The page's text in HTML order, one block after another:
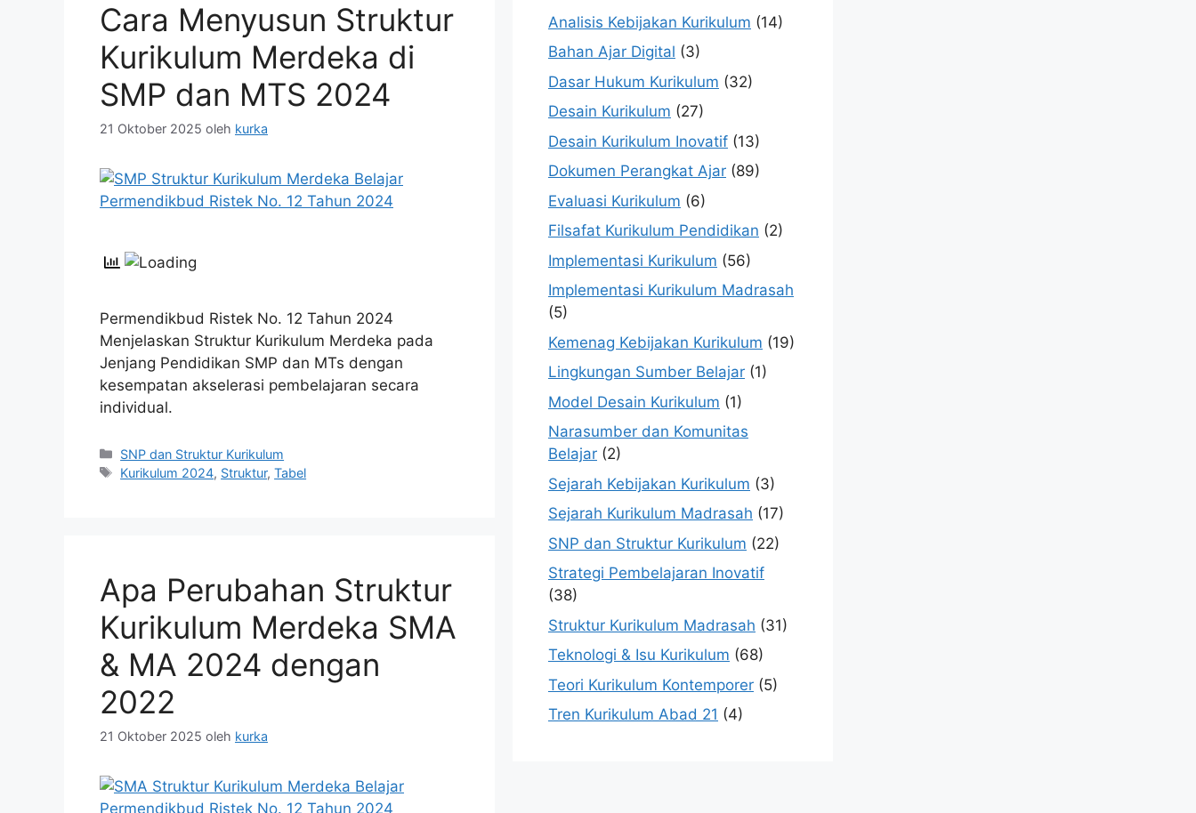
Cara Menyusun Struktur
Kurikulum Merdeka di
SMP dan MTS 2024
21 Oktober 2025 oleh kurka
Permendikbud Ristek No. 12 Tahun 2024
Menjelaskan Struktur Kurikulum Merdeka pada
Jenjang Pendidikan SMP dan MTs dengan
kesempatan akselerasi pembelajaran secara
individual.
Kategori
SNP dan Struktur Kurikulum
Tag
Kurikulum 2024, Struktur,Tabel
Apa Perubahan Struktur
Kurikulum Merdeka SMA
& MA 2024 dengan
2022
21 Oktober 2025 oleh kurka
Analisis Kebijakan Kurikulum (14)
Bahan Ajar Digital (3)
Dasar Hukum Kurikulum (32)
Desain Kurikulum (27)
Desain Kurikulum Inovatif (13)
Dokumen Perangkat Ajar (89)
Evaluasi Kurikulum (6)
Filsafat Kurikulum Pendidikan (2)
Implementasi Kurikulum (56)
Implementasi Kurikulum Madrasah
(5)
Kemenag Kebijakan Kurikulum (19)
Lingkungan Sumber Belajar (1)
Model Desain Kurikulum (1)
Narasumber dan Komunitas
Belajar (2)
Sejarah Kebijakan Kurikulum (3)
Sejarah Kurikulum Madrasah (17)
SNP dan Struktur Kurikulum (22)
Strategi Pembelajaran Inovatif
(38)
Struktur Kurikulum Madrasah (31)
Teknologi & Isu Kurikulum (68)
Teori Kurikulum Kontemporer (5)
Tren Kurikulum Abad 21 (4)